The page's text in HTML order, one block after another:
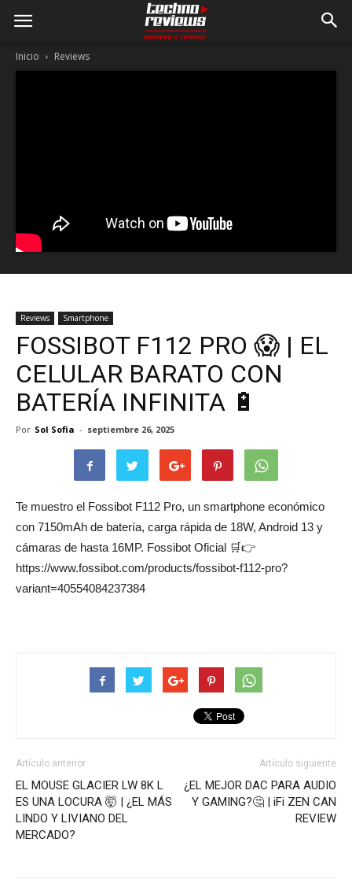
Inicio Reviews
Reviews Smartphone
FOSSIBOT F112 PRO 😱 | EL
CELULAR BARATO CON
BATERÍA INFINITA 🔋
Por Sol Sofia - septiembre 26, 2025
Te muestro el Fossibot F112 Pro, un smartphone económico
con 7150mAh de batería, carga rápida de 18W, Android 13 y
cámaras de hasta 16MP. Fossibot Oficial 🛒👉
https://www.fossibot.com/products/fossibot-f112-pro?
variant=40554084237384
Artículo anterior
EL MOUSE GLACIER LW 8K L
ES UNA LOCURA 🤯 | ¿EL MÁS
LINDO Y LIVIANO DEL
MERCADO?
Artículo siguiente
¿EL MEJOR DAC PARA AUDIO
Y GAMING?🤔 | iFi ZEN CAN
REVIEW